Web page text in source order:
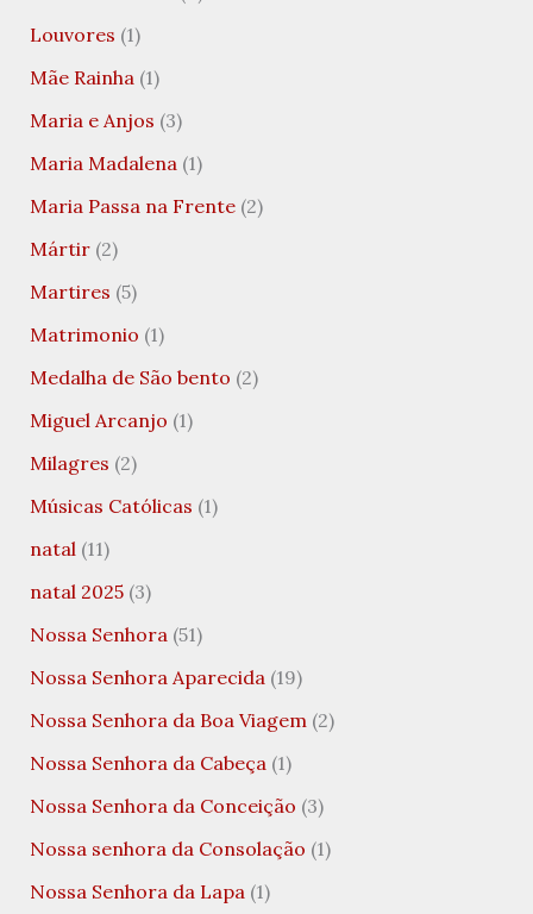
Louvores (1)
Mãe Rainha (1)
Maria e Anjos (3)
Maria Madalena (1)
Maria Passa na Frente(2)
Mártir(2)
Martires (5)
Matrimonio (1)
Medalha de São bento (2)
Miguel Arcanjo (1)
Milagres (2)
Músicas Católicas (1)
natal (11)
natal 2025(3)
Nossa Senhora (51)
Nossa Senhora Aparecida (19)
Nossa Senhora da Boa Viagem (2)
Nossa Senhora da Cabeça (1)
Nossa Senhora da Conceição (3)
Nossa senhora da Consolação (1)
Nossa Senhora da Lapa (1)